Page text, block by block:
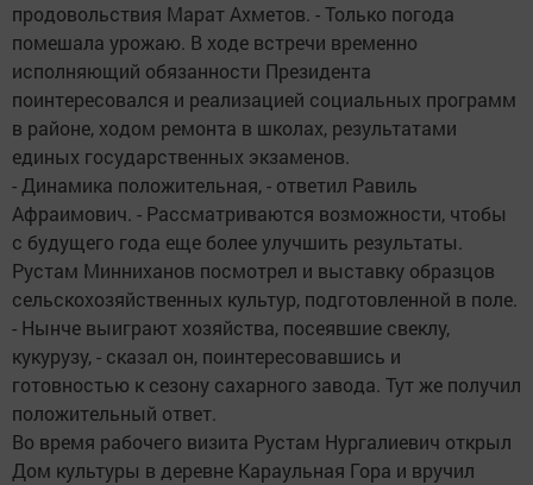
продовольствия Марат Ахметов. - Только погода
помешала урожаю. В ходе встречи временно
исполняющий обязанности Президента
поинтересовался и реализацией социальных программ
в районе, ходом ремонта в школах, результатами
единых государственных экзаменов.
- Динамика положительная, - ответил Равиль
Афраимович. - Рассматриваются возможности, чтобы
с будущего года еще более улучшить результаты.
Рустам Минниханов посмотрел и выставку образцов
сельскохозяйственных культур, подготовленной в поле.
- Нынче выиграют хозяйства, посеявшие свеклу,
кукурузу, - сказал он, поинтересовавшись и
готовностью к сезону сахарного завода. Тут же получил
положительный ответ.
Во время рабочего визита Рустам Нургалиевич открыл
Дом культуры в деревне Караульная Гора и вручил